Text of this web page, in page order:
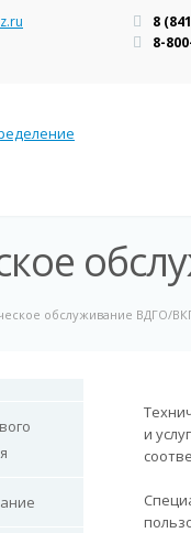
8
8-
обслуживание ВДГО/
и